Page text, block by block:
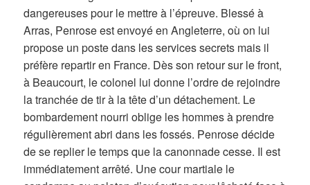
dangereuses pour le mettre à l’épreuve. Blessé à
Arras, Penrose est envoyé en Angleterre, où on lui
propose un poste dans les services secrets mais il
préfère repartir en France. Dès son retour sur le front,
à Beaucourt, le colonel lui donne l’ordre de rejoindre
la tranchée de tir à la tête d’un détachement. Le
bombardement nourri oblige les hommes à prendre
régulièrement abri dans les fossés. Penrose décide
de se replier le temps que la canonnade cesse. Il est
immédiatement arrêté. Une cour martiale le